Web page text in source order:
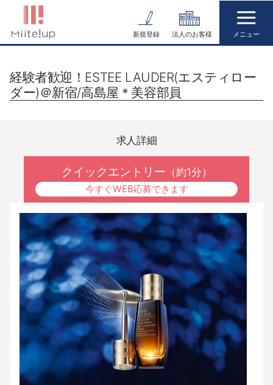
テ
新規登録 法人のお客様
経験者歓迎！ESTEE LAUDER(エスティロー
ダー)＠新宿/高島屋＊美容部員
求人詳細
クイックエントリー （約1分）
今すぐWEB応募できます